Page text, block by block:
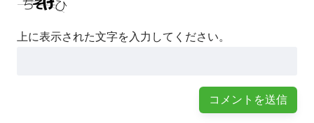
上に表示された文字を入力してください。